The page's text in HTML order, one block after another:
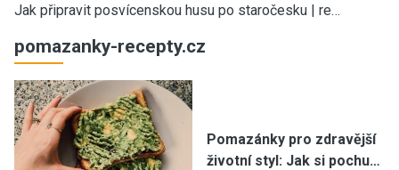
Jak připravit posvícenskou husu po staročesku | re…
pomazanky-recepty.cz
Pomazánky pro zdravější
životní styl: Jak si pochu…